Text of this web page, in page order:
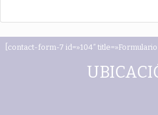
[contact-form-7 id=»104″ title=»Formulario